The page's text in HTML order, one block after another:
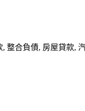
整合負債, 房屋貸款,